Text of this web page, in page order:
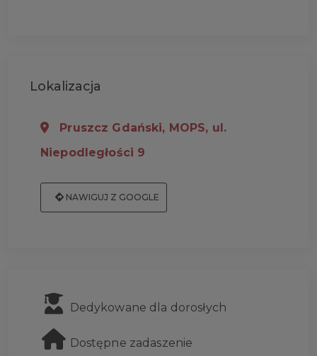
Lokalizacja
Pruszcz Gdański, MOPS, ul.
Niepodległości 9
NAWIGUJ Z GOOGLE
Dedykowane dla dorosłych
Dostępne zadaszenie